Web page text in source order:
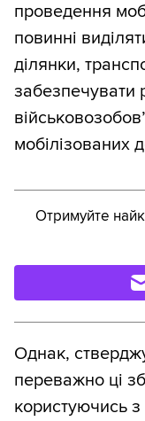
проведення
повинні
ділянки,
забезпечувати
мобілізованих
Отримуйте
Однак,
переважно ці
користуючись